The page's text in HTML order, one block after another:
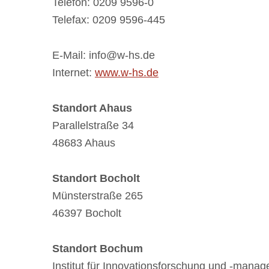
Telefon: 0209 9596-0
Telefax: 0209 9596-445
E-Mail: info@w-hs.de
Internet: www.w-hs.de
Standort Ahaus
Parallelstraße 34
48683 Ahaus
Standort Bocholt
Münsterstraße 265
46397 Bocholt
Standort Bochum
Institut für Innovationsforschung und -